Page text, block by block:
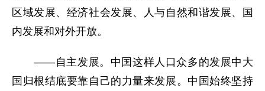
区域发展、经济社会发展、人与自然和谐发展、国
内发展和对外开放。
——自主发展。中国这样人口众多的发展中大
国归根结底要靠自己的力量来发展。中国始终坚持